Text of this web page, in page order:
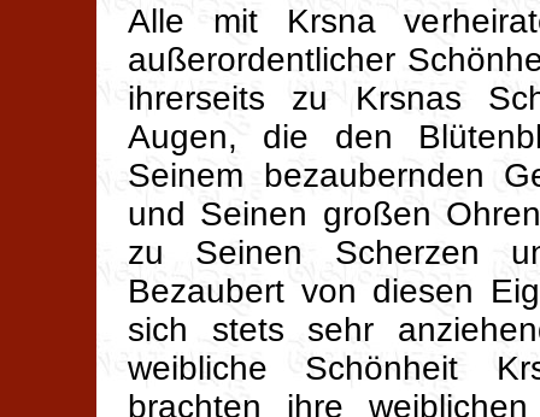
Alle mit Krsna
außerordentlicher
ihrerseits zu Krsnas
Augen, die den
Seinem bezaubernden
und Seinen großen
zu Seinen Scherzen
Bezaubert von diesen
sich stets sehr
weibliche Schönheit
brachten ihre